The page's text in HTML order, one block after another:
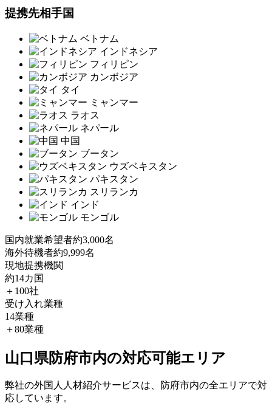
提携先相手国
ベトナム
インドネシア
フィリピン
カンボジア
タイ
ミャンマー
ラオス
ネパール
中国
ブータン
ウズベキスタン
パキスタン
スリランカ
インド
モンゴル
国内就業希望者約3,000名
海外待機者約9,999名
現地提携機関
約14カ国
＋100社
受け入れ業種
14業種
＋80業種
山口県防府市内の対応可能エリア
弊社の外国人人材紹介サービスは、防府市内の全エリアで対
応しています。